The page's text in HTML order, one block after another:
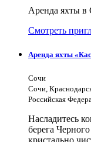
Аренда яхты в
Смотреть
Аренда яхты
Сочи
Сочи,
Российская
Насладитесь
берега
кристально